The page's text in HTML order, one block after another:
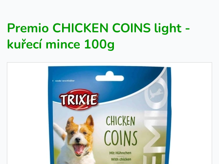
Premio CHICKEN COINS light -
kuřecí mince 100g